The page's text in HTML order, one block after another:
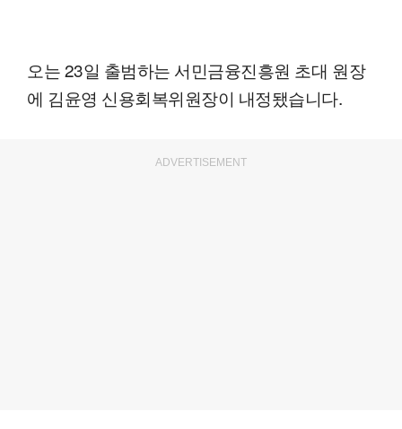
오는 23일 출범하는 서민금융진흥원 초대 원장
에 김윤영 신용회복위원장이 내정됐습니다.
ADVERTISEMENT